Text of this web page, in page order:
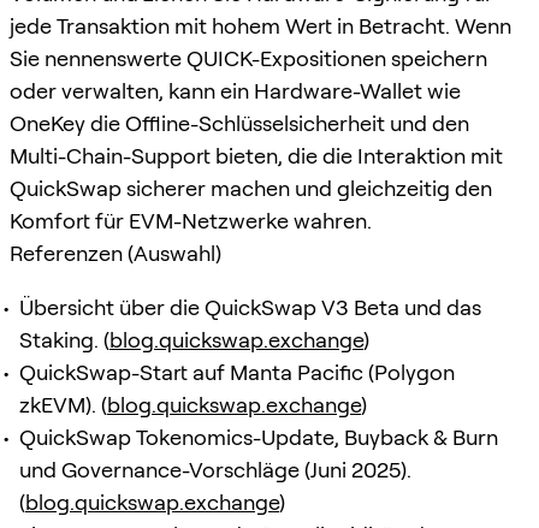
jede Transaktion mit hohem Wert in Betracht. Wenn
Sie nennenswerte QUICK-Expositionen speichern
oder verwalten, kann ein Hardware-Wallet wie
OneKey die Offline-Schlüsselsicherheit und den
Multi-Chain-Support bieten, die die Interaktion mit
QuickSwap sicherer machen und gleichzeitig den
Komfort für EVM-Netzwerke wahren.
Referenzen (Auswahl)
Übersicht über die QuickSwap V3 Beta und das
Staking. (blog.quickswap.exchange)
QuickSwap-Start auf Manta Pacific (Polygon
zkEVM). (blog.quickswap.exchange)
QuickSwap Tokenomics-Update, Buyback & Burn
und Governance-Vorschläge (Juni 2025).
(blog.quickswap.exchange)